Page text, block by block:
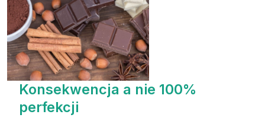
Konsekwencja a nie 100%
perfekcji